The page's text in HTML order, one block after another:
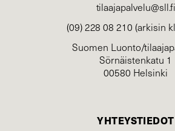
tilaajapalvelu@sll.fi
(09) 228 08 210 (arkisin
Suomen Luonto/
Sörnäistenkatu 1
00580 Helsinki
YHTEYSTIEDOT